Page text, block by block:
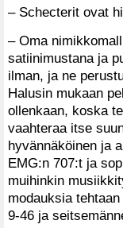
– Schecterit ovat
– Oma
satiinimustana ja
ilman, ja ne
Halusin mukaan
ollenkaan, koska
vaahteraa itse
hyvännäköinen ja
EMG:n 707:t ja
muihinkin
modauksia
9-46 ja